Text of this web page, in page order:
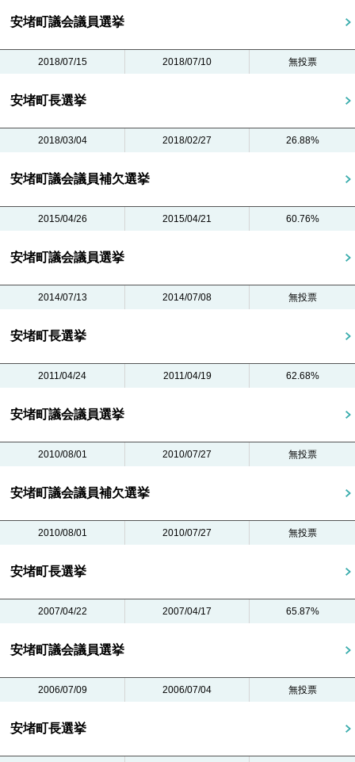
安堵町議会議員選挙
2018/07/15 2018/07/10 無投票
安堵町長選挙
2018/03/04 2018/02/27 26.88%
安堵町議会議員補欠選挙
2015/04/26 2015/04/21 60.76%
安堵町議会議員選挙
2014/07/13 2014/07/08 無投票
安堵町長選挙
2011/04/24 2011/04/19 62.68%
安堵町議会議員選挙
2010/08/01 2010/07/27 無投票
安堵町議会議員補欠選挙
2010/08/01 2010/07/27 無投票
安堵町長選挙
2007/04/22 2007/04/17 65.87%
安堵町議会議員選挙
2006/07/09 2006/07/04 無投票
安堵町長選挙